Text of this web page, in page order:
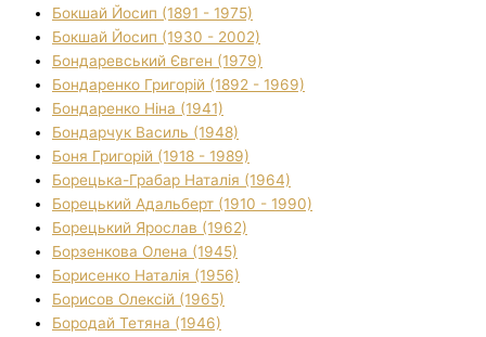
Бокшай Йосип (1891 - 1975)
Бокшай Йосип (1930 - 2002)
Бондаревський Євген (1979)
Бондаренко Григорій (1892 - 1969)
Бондаренко Ніна (1941)
Бондарчук Василь (1948)
Боня Григорій (1918 - 1989)
Борецька-Грабар Наталія (1964)
Борецький Адальберт (1910 - 1990)
Борецький Ярослав (1962)
Борзенкова Олена (1945)
Борисенко Наталія (1956)
Борисов Олексій (1965)
Бородай Тетяна (1946)